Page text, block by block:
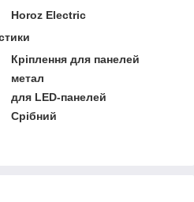
Horoz Electric
Кріплення для панелей
метал
для LED-панелей
Срібний